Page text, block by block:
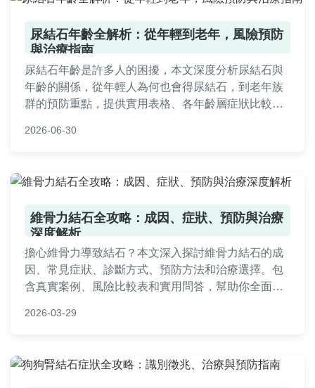
尿結石年齡全解析：從年輕到老年，風險預防
與治療指南
尿結石年齡是許多人的困擾，本文深度分析尿結石與
年齡的關係，從年輕人為何也會得尿結石，到老年族
群的預防重點，提供實用表格、各年齡層症狀比較和
策略。
2026-06-30
維骨力結石全攻略：成因、症狀、預防與治療
深度解析
擔心維骨力導致結石？本文深入探討維骨力結石的成
因、常見症狀、診斷方式、預防方法和治療選擇。包
含真實案例、風險比較表和實用問答，幫助你全面了
保健需求或曾服用維骨力的讀者參考。
2026-03-29